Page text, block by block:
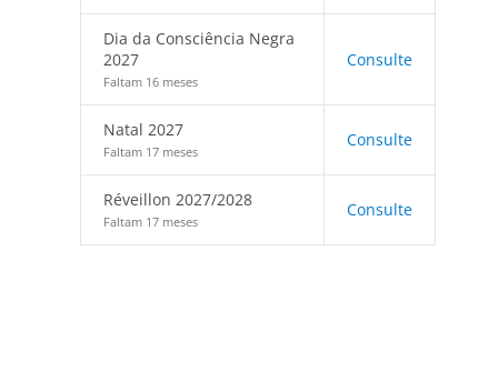
Dia da Consciência Negra
2027
Faltam 16 meses
Consulte
Natal 2027
Faltam 17 meses
Consulte
Réveillon 2027/2028
Faltam 17 meses
Consulte